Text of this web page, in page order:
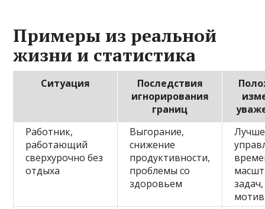
Примеры из реальной
жизни и статистика
Ситуация
Последствия
игнорирования
границ
Работник,
работающий
сверхурочно без
отдыха
Выгорание,
снижение
продуктивности,
проблемы со
здоровьем